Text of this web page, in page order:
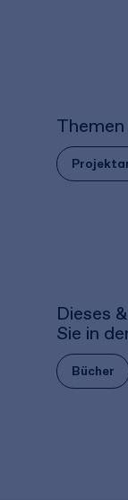
Dieses
Sie in
Bücher